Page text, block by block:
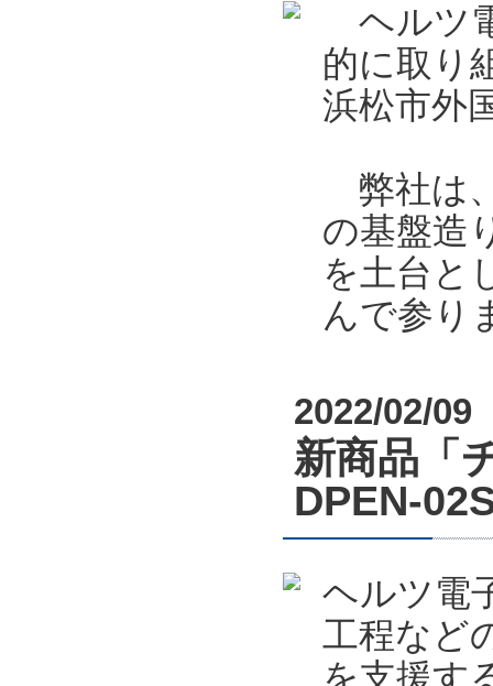
ヘルツ
的に取り
浜松市外
弊社は
の基盤造
を土台と
んで参り
2022/02/09
新商品「
DPEN-
ヘルツ電
工程など
を支援す